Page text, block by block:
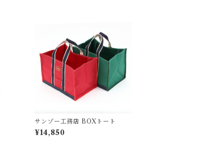
サンゾー工務店 BOXトート
¥14,850